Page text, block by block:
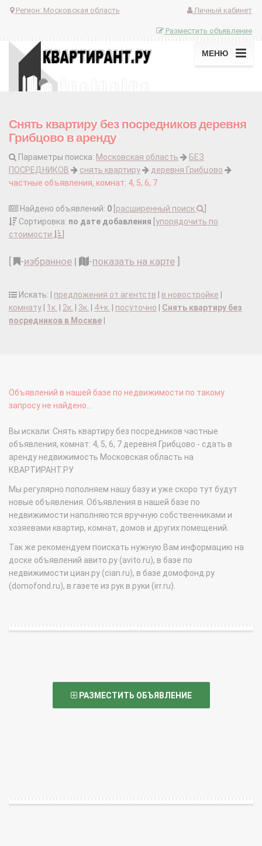
Регион: Московская область Личный кабинет
Разместить объявление
МЕНЮ
Снять квартиру без посредников деревня
Грибцово в аренду
Параметры поиска: Московская область
БЕЗ
ПОСРЕДНИКОВ
снять квартиру
деревня Грибцово
частные объявления, комнат: 4, 5, 6, 7
Найдено объявлений: 0 расширенный поиск
Сортировка: по дате добавления упорядочить по
стоимости
-избранное | -показать на карте
Искать: | предложения от агентств в новостройке
комнату
1к. 2к. 3к. 4+к. посуточно
Снять квартиру без
посредников в Москве
Объявлений в нашей базе по недвижимости по такому
запросу не найдено...
Вы искали: Снять квартиру без посредников частные
объявления, комнат: 4, 5, 6, 7 деревня Грибцово - сдать в
аренду недвижимость Московская область на
КВАРТИРАНТ.РУ
Мы регулярно пополняем нашу базу и уже скоро тут будут
новые объявления. Объявления в нашей базе по
недвижимости наполняются вручную собственниками и
хозяевами квартир, комнат, домов и других помещений.
Так же рекомендуем поискать нужную Вам информацию на
доске объявлений авито.ру (avito.ru), в базе по
недвижимости циан.ру (cian.ru), в базе домофонд.ру
(domofond.ru), в газете из рук в руки (irr.ru).
РАЗМЕСТИТЬ ОБЪЯВЛЕНИЕ